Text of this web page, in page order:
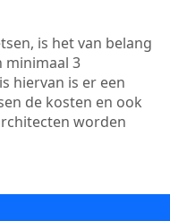
is het van belang
minimaal 3
hiervan is er een
de kosten en ook
worden